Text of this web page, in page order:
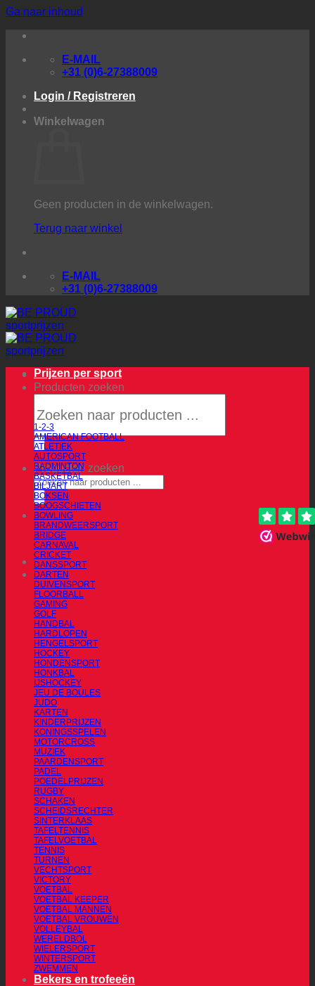
Ga naar inhoud
E-MAIL
+31 (0)6-27388009
Login / Registreren
Winkelwagen
Geen producten in de winkelwagen.
Terug naar winkel
E-MAIL
+31 (0)6-27388009
Producten zoeken
Producten zoeken
Prijzen per sport
1-2-3
AMERICAN FOOTBALL
ATLETIEK
AUTOSPORT
BADMINTON
BASKETBAL
BILJART
BOKSEN
BOOGSCHIETEN
BOWLING
BRANDWEERSPORT
BRIDGE
CARNAVAL
CRICKET
DANSSPORT
DARTEN
DUIVENSPORT
FLOORBALL
GAMING
GOLF
HANDBAL
HARDLOPEN
HENGELSPORT
HOCKEY
HONDENSPORT
HONKBAL
IJSHOCKEY
JEU DE BOULES
JUDO
KARTEN
KINDERPRIJZEN
KONINGSSPELEN
MOTORCROSS
MUZIEK
PAARDENSPORT
PADEL
POEDELPRIJZEN
RUGBY
SCHAKEN
SCHEIDSRECHTER
SINTERKLAAS
TAFELTENNIS
TAFELVOETBAL
TENNIS
TURNEN
VECHTSPORT
VICTORY
VOETBAL
VOETBAL KEEPER
VOETBAL MANNEN
VOETBAL VROUWEN
VOLLEYBAL
WERELDBOL
WIELERSPORT
WINTERSPORT
ZWEMMEN
Bekers en trofeeën